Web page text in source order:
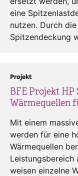
eine
nutzen. Durch
Spitzendeckung
BFE Projekt
Wärmequellen
Projekt
Mit einem
werden für eine
Wärmequellen
Leistungsbereich
weisen einzelne